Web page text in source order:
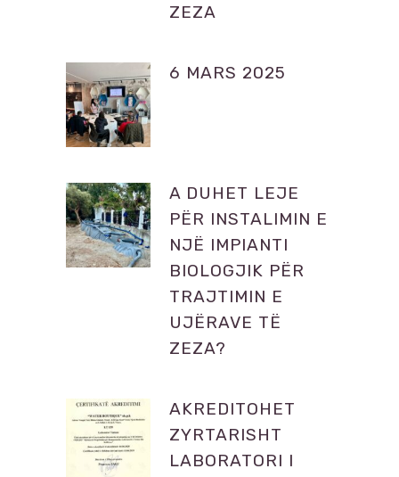
ZEZA
6 MARS 2025
A DUHET LEJE
PËR INSTALIMIN E
NJË IMPIANTI
BIOLOGJIK PËR
TRAJTIMIN E
UJËRAVE TË
ZEZA?
AKREDITOHET
ZYRTARISHT
LABORATORI I